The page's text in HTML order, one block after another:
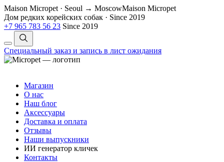
Maison Micropet · Seoul → MoscowMaison Micropet
Дом редких корейских собак · Since 2019
+7 965 783 56 23 Since 2019
Специальный заказ и запись в лист ожидания
Магазин
О нас
Наш блог
Аксессуары
Доставка и оплата
Отзывы
Наши выпускники
ИИ генератор кличек
Контакты